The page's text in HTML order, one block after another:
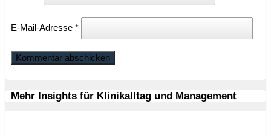
E-Mail-Adresse *
Mehr Insights für Klinikalltag und Management